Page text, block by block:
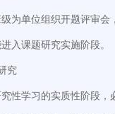
为单位组织开题评审
入课题研究实施阶段。
究
性学习的实质性阶段，